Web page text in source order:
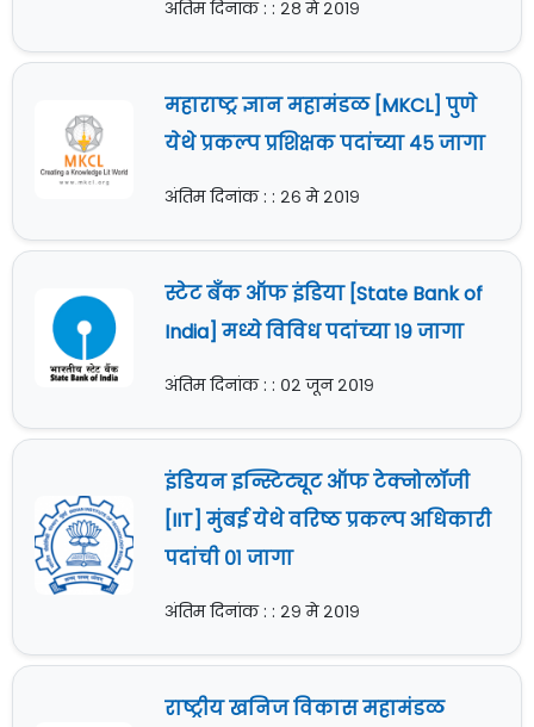
अंतिम दिनांक : : २८ मे २०१९
महाराष्ट्र ज्ञान महामंडळ [MKCL] पुणे
येथे प्रकल्प प्रशिक्षक पदांच्या ४५ जागा
अंतिम दिनांक : : २६ मे २०१९
स्टेट बँक ऑफ इंडिया [State Bank of
India] मध्ये विविध पदांच्या १९ जागा
अंतिम दिनांक : : ०२ जून २०१९
इंडियन इन्स्टिट्यूट ऑफ टेक्नोलॉजी
[IIT] मुंबई येथे वरिष्ठ प्रकल्प अधिकारी
पदांची ०१ जागा
अंतिम दिनांक : : २९ मे २०१९
राष्ट्रीय खनिज विकास महामंडळ